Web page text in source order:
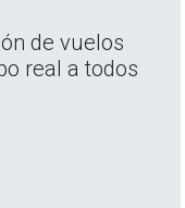
de vuelos
real a todos